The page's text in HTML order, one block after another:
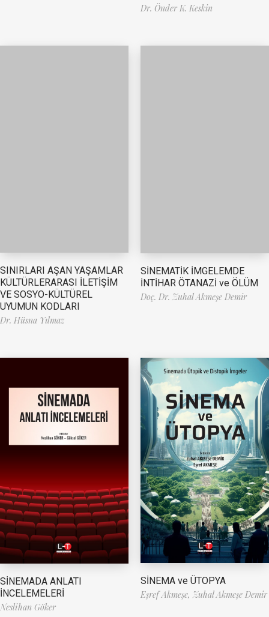
Dr. Önder K. Keskin
SINIRLARI AŞAN YAŞAMLAR
KÜLTÜRLERARASI İLETİŞİM
VE SOSYO-KÜLTÜREL
UYUMUN KODLARI
Dr. Hüsna Yılmaz
SİNEMATİK İMGELEMDE
İNTİHAR ÖTANAZİ ve ÖLÜM
Doç. Dr. Zuhal Akmeşe Demir
SİNEMADA ANLATI
İNCELEMELERİ
Neslihan Göker
SİNEMA ve ÜTOPYA
Eşref Akmeşe, Zuhal Akmeşe Demir